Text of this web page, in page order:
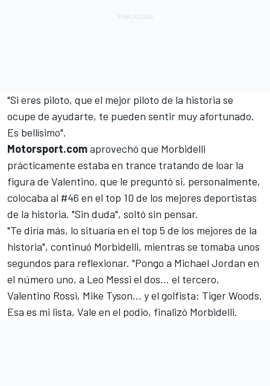
"Si eres piloto, que el mejor piloto de la historia se
ocupe de ayudarte, te pueden sentir muy afortunado.
Es bellísimo".
Motorsport.comaprovechó que Morbidelli
prácticamente estaba en trance tratando de loar la
figura de Valentino, que le preguntó si, personalmente,
colocaba al #46 en el top 10 de los mejores deportistas
de la historia. "Sin duda", soltó sin pensar.
"Te diría más, lo situaría en el top 5 de los mejores de la
historia", continuó Morbidelli, mientras se tomaba unos
segundos para reflexionar. "Pongo a Michael Jordan en
el número uno, a Leo Messi el dos… el tercero,
Valentino Rossi, Mike Tyson… y el golfista: Tiger Woods.
Esa es mi lista, Vale en el podio, finalizó Morbidelli.